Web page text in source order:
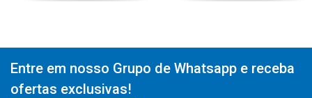
Entre em nosso Grupo de Whatsapp e receba
ofertas exclusivas!